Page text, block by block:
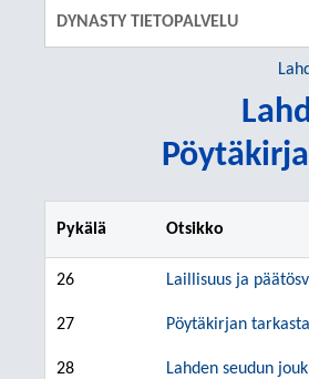
DYNASTY TIETOPALVELU
Pykälä Otsikko
26 Laillisuus ja
27 Pöytäkirjan
28 Lahden seudun